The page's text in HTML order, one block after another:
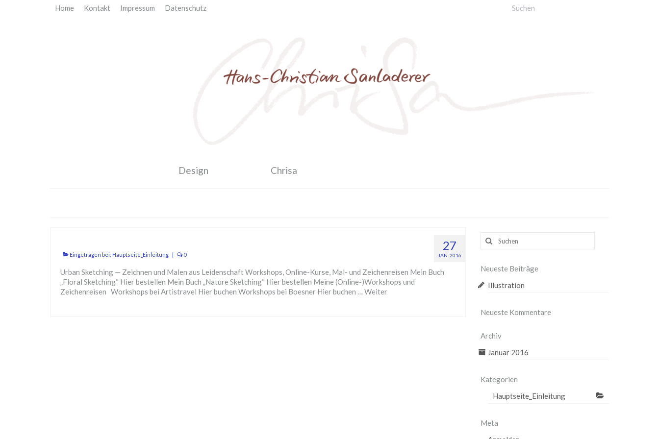
Home Kontakt Impressum Datenschutz
Suche
Design Chrisa
27
JAN. 2016
Eingetragen bei: Hauptseite_Einleitung 0
Urban Sketching — Zeichnen und Malen aus Leidenschaft Workshops, Online-Kurse, Mal- und Zeichenreisen Mein Buch
„Floral Sketching“ Hier bestellen Mein Buch „Nature Sketching“ Hier bestellen Meine (Online-)Workshops und
Zeichenreisen Workshops bei Artistravel Hier buchen Workshops bei Boesner Hier buchen … Weiter
Suche
nach:
Neueste Beiträge
Illustration
Neueste Kommentare
Archiv
Januar 2016
Kategorien
Hauptseite_Einleitung
Meta